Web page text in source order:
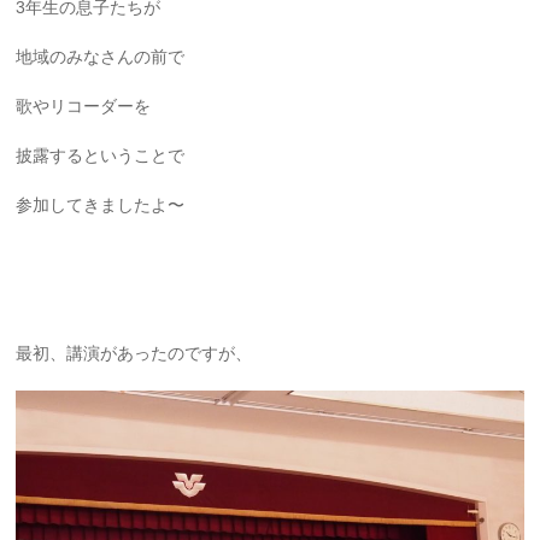
3年生の息子たちが
地域のみなさんの前で
歌やリコーダーを
披露するということで
参加してきましたよ〜
最初、講演があったのですが、